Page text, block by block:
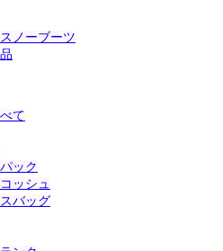
ノーブーツ
て
ック
ッシュ
バッグ